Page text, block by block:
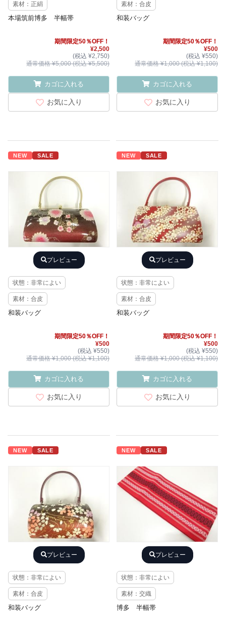
素材：正絹
本場筑前博多 半幅帯
期間限定50％OFF！
¥2,500
(税込 ¥2,750)
通常価格 ¥5,000 (税込 ¥5,500)
カゴに入れる
お気に入り
素材：合皮
和装バッグ
期間限定50％OFF！
¥500
(税込 ¥550)
通常価格 ¥1,000 (税込 ¥1,100)
カゴに入れる
お気に入り
NEW SALE
プレビュー
状態：非常によい
素材：合皮
和装バッグ
期間限定50％OFF！
¥500
(税込 ¥550)
通常価格 ¥1,000 (税込 ¥1,100)
カゴに入れる
お気に入り
NEW SALE
プレビュー
状態：非常によい
素材：合皮
和装バッグ
期間限定50％OFF！
¥500
(税込 ¥550)
通常価格 ¥1,000 (税込 ¥1,100)
カゴに入れる
お気に入り
NEW SALE
プレビュー
状態：非常によい
素材：合皮
和装バッグ
NEW SALE
プレビュー
状態：非常によい
素材：交織
博多 半幅帯